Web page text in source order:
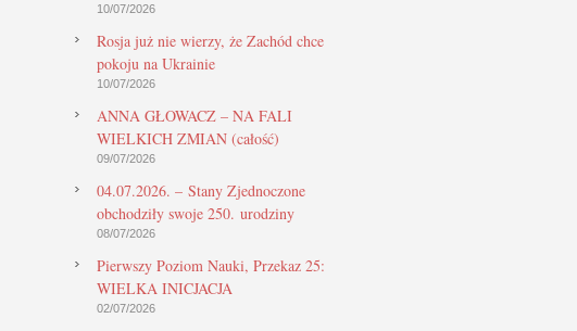
10/07/2026
Rosja już nie wierzy, że Zachód chce
pokoju na Ukrainie
10/07/2026
ANNA GŁOWACZ – NA FALI
WIELKICH ZMIAN (całość)
09/07/2026
04.07.2026. – Stany Zjednoczone
obchodziły swoje 250. urodziny
08/07/2026
Pierwszy Poziom Nauki, Przekaz 25:
WIELKA INICJACJA
02/07/2026